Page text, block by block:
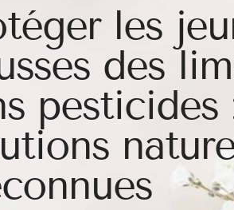
les
des
pesticides